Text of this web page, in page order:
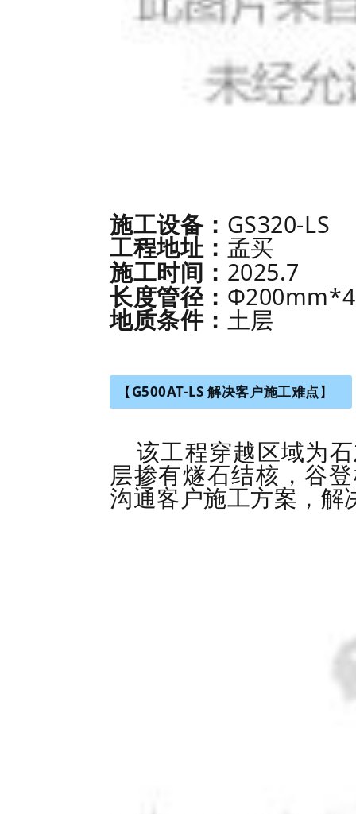
施工设备： GS320-LS
工程地址： 孟买
施工时间： 2025.7
长度管径：
地质条件： 土层
【G500AT-LS 解决客户施工难点】
该工程穿越区域为
层掺有燧石结核，谷
沟通客户施工方案，解